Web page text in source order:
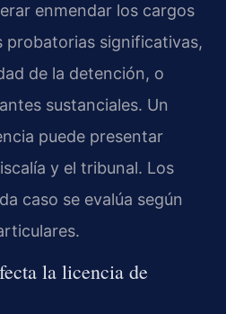
enmendar los cargos
probatorias significativas,
de la detención, o
sustanciales. Un
puede presentar
y el tribunal. Los
caso se evalúa según
la licencia de